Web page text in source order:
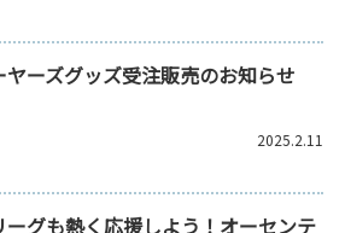
ヤーズグッズ受注販売のお知らせ
2025.2.11
ーグも熱く応援しよう！オーセンテ